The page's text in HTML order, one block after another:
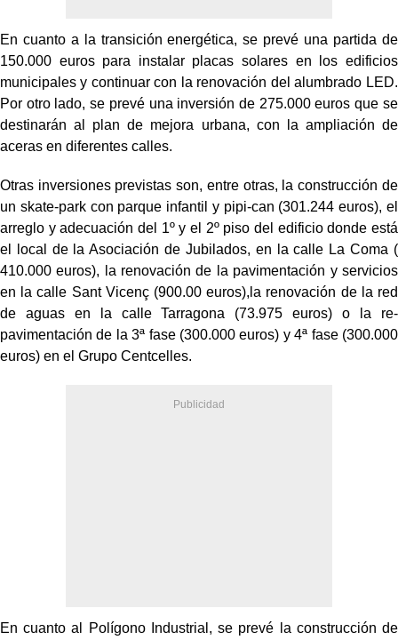
En cuanto a la transición energética, se prevé una partida de
150.000 euros para instalar placas solares en los edificios
municipales y continuar con la renovación del alumbrado LED.
Por otro lado, se prevé una inversión de 275.000 euros que se
destinarán al plan de mejora urbana, con la ampliación de
aceras en diferentes calles.
Otras inversiones previstas son, entre otras, la construcción de
un skate-park con parque infantil y pipi-can (301.244 euros), el
arreglo y adecuación del 1º y el 2º piso del edificio donde está
el local de la Asociación de Jubilados, en la calle La Coma (
410.000 euros), la renovación de la pavimentación y servicios
en la calle Sant Vicenç (900.00 euros),la renovación de la red
de aguas en la calle Tarragona (73.975 euros) o la re-
pavimentación de la 3ª fase (300.000 euros) y 4ª fase (300.000
euros) en el Grupo Centcelles.
En cuanto al Polígono Industrial, se prevé la construcción de